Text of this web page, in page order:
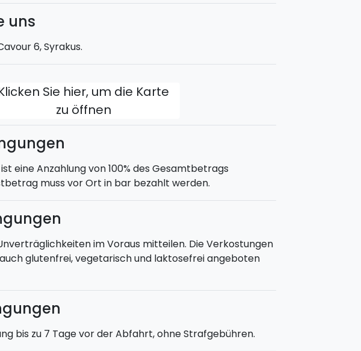
wie Catania, Palermo und Syrakus seit Jahren ein
historischen Stadtzentren.
uns
6, Syrakus.
Sie hier, um die Karte
zu öffnen
eine Anzahlung von 100% des Gesamtbetrags
muss vor Ort in bar bezahlt werden.
im Voraus mitteilen. Die Verkostungen
glutenfrei, vegetarisch und laktosefrei angeboten
bis zu 7 Tage vor der Abfahrt, ohne Strafgebühren.